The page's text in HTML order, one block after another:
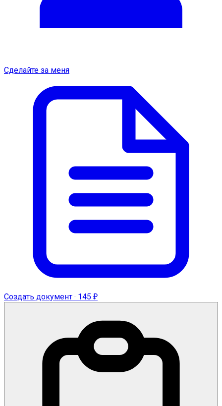
Сделайте за меня
Создать документ · 145 ₽